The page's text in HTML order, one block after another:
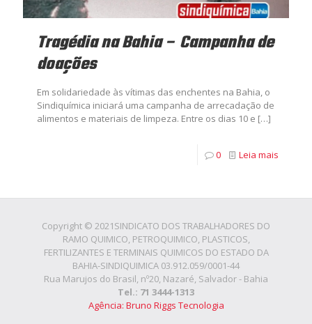
Tragédia na Bahia – Campanha de
doações
Em solidariedade às vítimas das enchentes na Bahia, o
Sindiquímica iniciará uma campanha de arrecadação de
alimentos e materiais de limpeza. Entre os dias 10 e […]
0 Leia mais
Copyright © 2021SINDICATO DOS TRABALHADORES DO
RAMO QUIMICO, PETROQUIMICO, PLASTICOS,
FERTILIZANTES E TERMINAIS QUIMICOS DO ESTADO DA
BAHIA-SINDIQUIMICA 03.912.059/0001-44
Rua Marujos do Brasil, nº20, Nazaré, Salvador - Bahia
Tel.: 71 3444-1313
Agência: Bruno Riggs Tecnologia